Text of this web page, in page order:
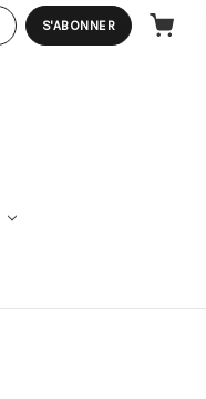
S'ABONNER PANIER